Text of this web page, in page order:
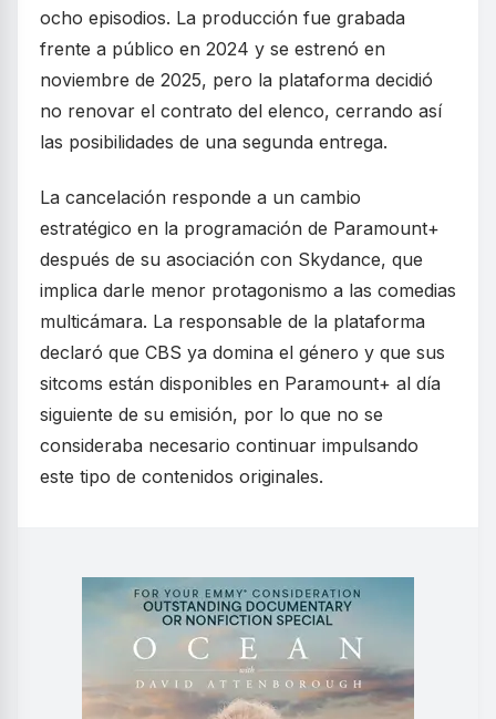
ocho episodios. La producción fue grabada
frente a público en 2024 y se estrenó en
noviembre de 2025, pero la plataforma decidió
no renovar el contrato del elenco, cerrando así
las posibilidades de una segunda entrega.
La cancelación responde a un cambio
estratégico en la programación de Paramount+
después de su asociación con Skydance, que
implica darle menor protagonismo a las comedias
multicámara. La responsable de la plataforma
declaró que CBS ya domina el género y que sus
sitcoms están disponibles en Paramount+ al día
siguiente de su emisión, por lo que no se
consideraba necesario continuar impulsando
este tipo de contenidos originales.